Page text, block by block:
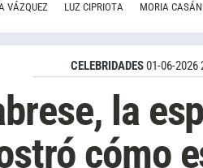
VÁZQUEZ LUZ CIPRIOTA MORIA CASÁN
CELEBRIDADES01-06-2026
la
cómo